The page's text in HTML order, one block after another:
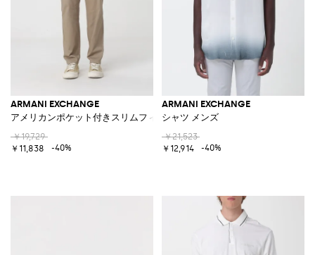
ARMANI EXCHANGE
アメリカンポケット付きスリムフィット ストレッチコットン チノパンツ
￥19,729
￥11,838
-40%
ARMANI EXCHANGE
シャツ メンズ
￥21,523
￥12,914
-40%